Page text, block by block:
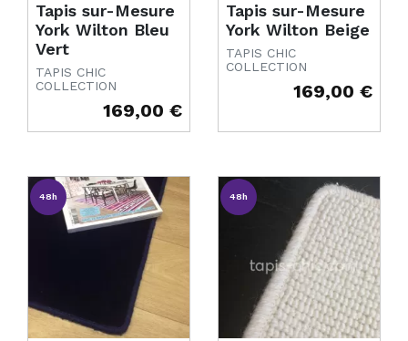
Tapis sur-Mesure
York Wilton Bleu
Vert
TAPIS CHIC
COLLECTION
169,00 €
Tapis sur-Mesure
York Wilton Beige
TAPIS CHIC
COLLECTION
169,00 €
48h 48h